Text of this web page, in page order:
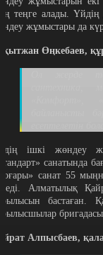
теңге алады.
жұмыстары да
Өңкебаев,
ішкі жөндеу
санатында
санат 55
Алматылық
бастаған.
Алпысбаев,